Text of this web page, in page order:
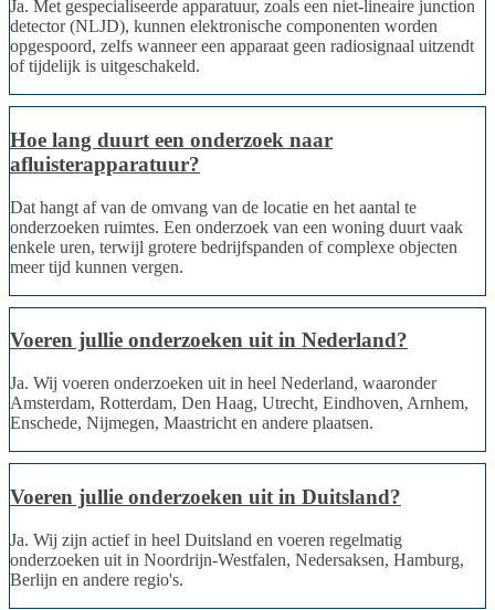
Ja. Met gespecialiseerde apparatuur, zoals een niet-lineaire junction
detector (NLJD), kunnen elektronische componenten worden
opgespoord, zelfs wanneer een apparaat geen radiosignaal uitzendt
of tijdelijk is uitgeschakeld.
Hoe lang duurt een onderzoek naar
afluisterapparatuur?
Dat hangt af van de omvang van de locatie en het aantal te
onderzoeken ruimtes. Een onderzoek van een woning duurt vaak
enkele uren, terwijl grotere bedrijfspanden of complexe objecten
meer tijd kunnen vergen.
Voeren jullie onderzoeken uit in Nederland?
Ja. Wij voeren onderzoeken uit in heel Nederland, waaronder
Amsterdam, Rotterdam, Den Haag, Utrecht, Eindhoven, Arnhem,
Enschede, Nijmegen, Maastricht en andere plaatsen.
Voeren jullie onderzoeken uit in Duitsland?
Ja. Wij zijn actief in heel Duitsland en voeren regelmatig
onderzoeken uit in Noordrijn-Westfalen, Nedersaksen, Hamburg,
Berlijn en andere regio's.